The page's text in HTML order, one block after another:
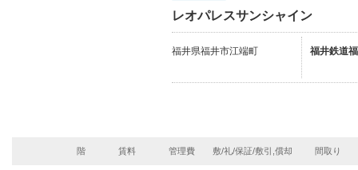
レオパレスサンシャイン
福井県福井市江端町 福井鉄道
階 賃料 管理費 敷/礼/保証/敷引,償却 間取り